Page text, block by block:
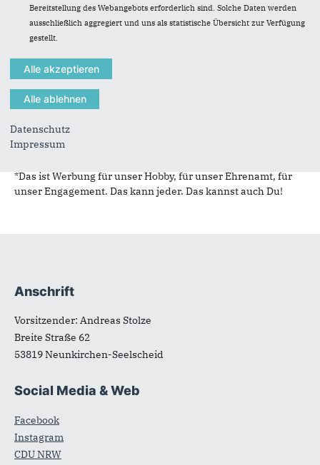
Seid dabei, wenn wir Neunkirchen-Seelscheid verändern.
Werdet Teil des Teams #kommunalpoltik!
Ihr bekommt von uns jede Menge Infos und wir versuchen
alle Fragen zu beantworten.
Die ersten Dates sind bereits im Kalender markiert:
weitere Termine folgen
Treffpunkt: Ratssaal im Rathaus Neunkirchen
*Das ist Werbung für unser Hobby, für unser Ehrenamt, für
unser Engagement. Das kann jeder. Das kannst auch Du!
Fußbereich
Anschrift
Vorsitzender: Andreas Stolze
Breite Straße 62
53819Neunkirchen-Seelscheid
Social Media & Web
Facebook
Instagram
CDU NRW
Bereitstellung des Webangebots erforderlich sind. Solche Daten werden
ausschließlich aggregiert und uns als statistische Übersicht zur Verfügung
gestellt.
Datenschutz
Impressum